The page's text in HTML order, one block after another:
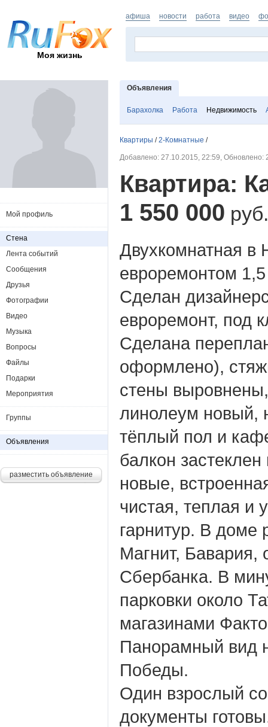
Моя жизнь
афиша новости работа видео
Объявления
Барахолка Работа Недвижимость
Квартиры /2-Комнатные /
Добавлено: 27.10.2015, 22:59, Обновлено:
Квартира:
1 550 000 руб.
Двухкомнатная в
евроремонтом
Сделан
евроремонт, под
Сделана
оформлено),
стены
линолеум новый,
тёплый пол и
балкон
новые,
чистая, теплая и
гарнитур. В доме
Магнит, Бавария,
Сбербанка. В
парковки около
магазинами
Панорамный вид
Победы.
Один взрослый
документы
Мой профиль
Стена
Лента событий
Сообщения
Друзья
Фотографии
Видео
Музыка
Вопросы
Файлы
Подарки
Мероприятия
Группы
Объявления
разместить объявление